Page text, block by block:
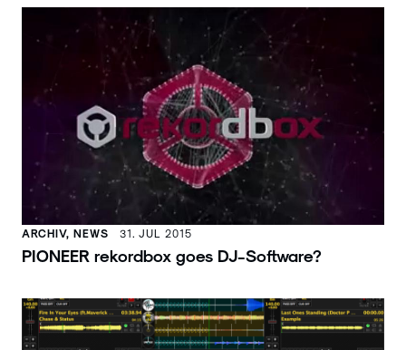
ARCHIV, NEWS 31. JUL 2015
PIONEER rekordbox goes DJ-Software?